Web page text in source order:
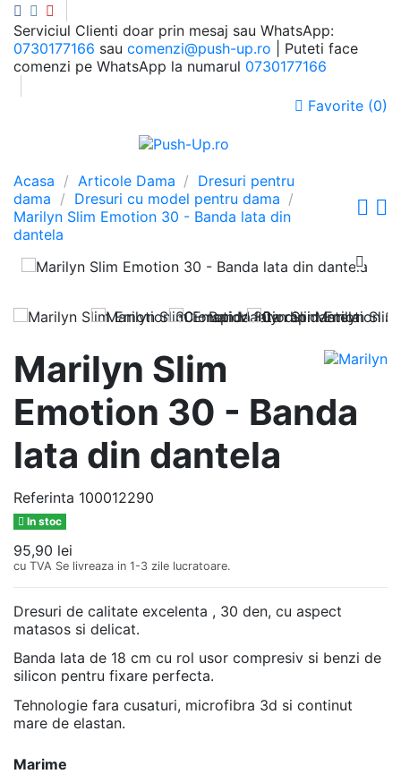
Serviciul Clienti doar prin mesaj sau WhatsApp:
0730177166 sau comenzi@push-up.ro | Puteti face
comenzi pe WhatsApp la numarul 0730177166
Favorite (0)
Acasa
Articole Dama
Dresuri pentru
dama
Dresuri cu model pentru dama
Marilyn Slim Emotion 30 - Banda lata din
dantela
Marilyn Slim
Emotion 30 - Banda
lata din dantela
Referinta 100012290
In stoc
95,90 lei
cu TVA Se livreaza in 1-3 zile lucratoare.
Dresuri de calitate excelenta , 30 den, cu aspect
matasos si delicat.
Banda lata de 18 cm cu rol usor compresiv si benzi de
silicon pentru fixare perfecta.
Tehnologie fara cusaturi, microfibra 3d si continut
mare de elastan.
Marime